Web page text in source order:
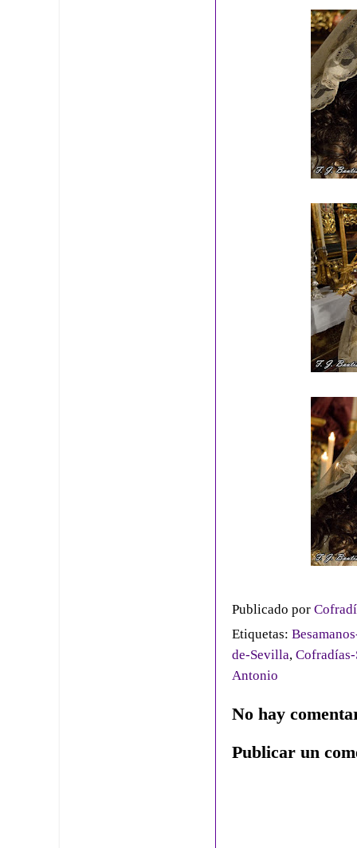
Publicado por
Etiquetas:
de-Sevilla,
Antonio
No hay
Publicar un